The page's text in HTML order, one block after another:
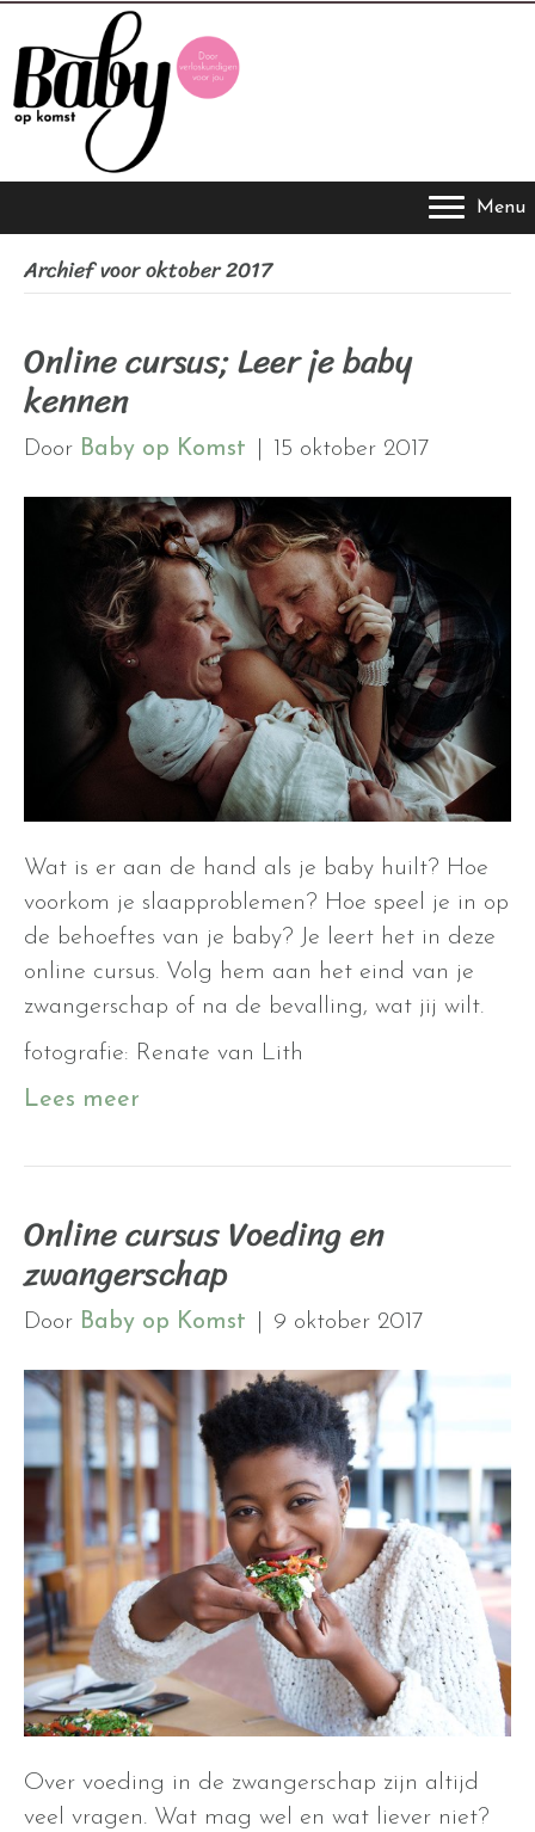
Menu
Archief voor oktober 2017
Online cursus; Leer je baby
kennen
Door Baby op Komst 15 oktober 2017
Wat is er aan de hand als je baby huilt? Hoe
voorkom je slaapproblemen? Hoe speel je in op
de behoeftes van je baby? Je leert het in deze
online cursus. Volg hem aan het eind van je
zwangerschap of na de bevalling, wat jij wilt.
fotografie: Renate van Lith
Lees meer
Online cursus Voeding en
zwangerschap
Door Baby op Komst 9 oktober 2017
Over voeding in de zwangerschap zijn altijd
veel vragen. Wat mag wel en wat liever niet?